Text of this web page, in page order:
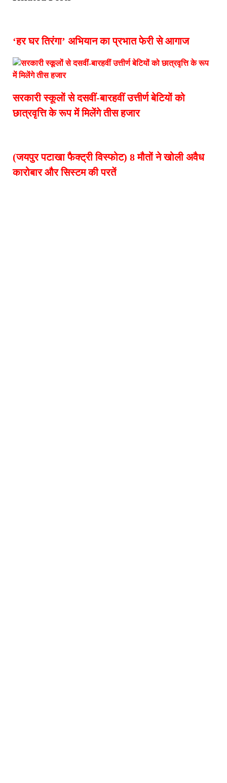
‘हर घर तिरंगा’ अभियान का प्रभात फेरी से आगाज
सरकारी स्कूलों से दसवीं-बारहवीं उत्तीर्ण बेटियों को
छात्रवृत्ति के रूप में मिलेंगे तीस हजार
(जयपुर पटाखा फैक्ट्री विस्फोट) 8 मौतों ने खोली अवैध
कारोबार और सिस्टम की परतें